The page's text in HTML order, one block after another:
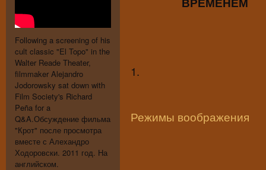
1.
Режимы воображения
Following a screening of his
cult classic "El Topo" in the
Walter Reade Theater,
filmmaker Alejandro
Jodorowsky sat down with
Film Society's Richard
Peña for a
Q&A.Обсуждение фильма
"Крот" после просмотра
вместе с Алехандро
Ходоровски. 2011 год. На
английском.